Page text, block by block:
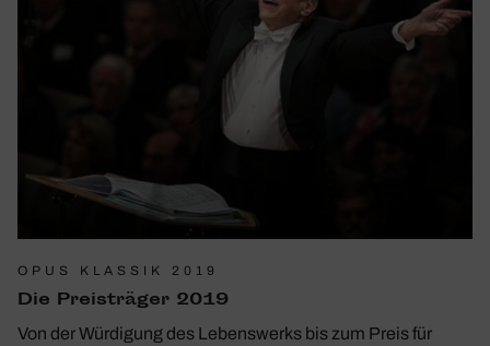
OPUS KLASSIK 2019
Die Preis­träger 2019
Von der Würdigung des Lebenswerks bis zum Preis für